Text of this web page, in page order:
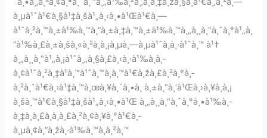
à¸µà¹ˆà¹€à¸§à¹‡à¸šà¹„à¸‹à¸•à¹Œà¹€à¸—
à¹ˆà¸²à¸™à¸±à¹‰à¸™à¸”à¸±à¸‡à¸™à¸±à¹‰à¸™à¸„à¸¸à¸“à¸ˆà¸°à¹„à¸
”à¹‰à¸£à¸±à¸šà¸«à¸²à¸à¸¡à¸µà¸—à¸µà¹ˆà¸­à¸·à¹ˆà¸™ à¹†
à¸„à¸¸à¸“à¹„à¸¡à¹ˆà¸„à¸§à¸£à¸‹à¸·à¹‰à¸­à¸­
à¸¢à¹ˆà¸²à¸‡à¹à¸™à¹ˆà¸™à¸­à¸™à¹€à¸žà¸£à¸²à¸°à¸­
à¸²à¸ˆà¹€à¸›à¹‡à¸™à¸œà¸¥à¸´à¸•à¸ à¸±à¸“à¸‘à¹Œà¸›à¸¥à¸­à¸¡
à¸šà¸™à¹€à¸§à¹‡à¸šà¹„à¸‹à¸•à¹Œ à¸„à¸¸à¸“à¸ˆà¸°à¸•à¹‰à¸­
à¸‡à¸à¸£à¸­à¸à¸£à¸²à¸¢à¸¥à¸°à¹€à¸­
à¸µà¸¢à¸”à¸žà¸·à¹‰à¸™à¸à¸²à¸™